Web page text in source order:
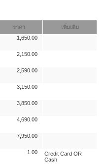
ราคา
เพิ่มเติม
1,650.00
2,150.00
2,590.00
3,150.00
3,850.00
4,690.00
7,950.00
1.00
Credit Card OR
Cash